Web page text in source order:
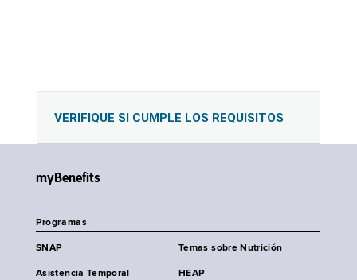
VERIFIQUE SI CUMPLE LOS REQUISITOS
myBenefits
Programas
SNAP Temas sobre Nutrición
Asistencia Temporal HEAP